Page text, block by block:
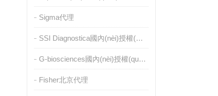
Sigma代理
SSI Diagnostica國內(nèi)授權(quán)代理
G-biosciences國內(nèi)授權(quán)代理
Fisher北京代理